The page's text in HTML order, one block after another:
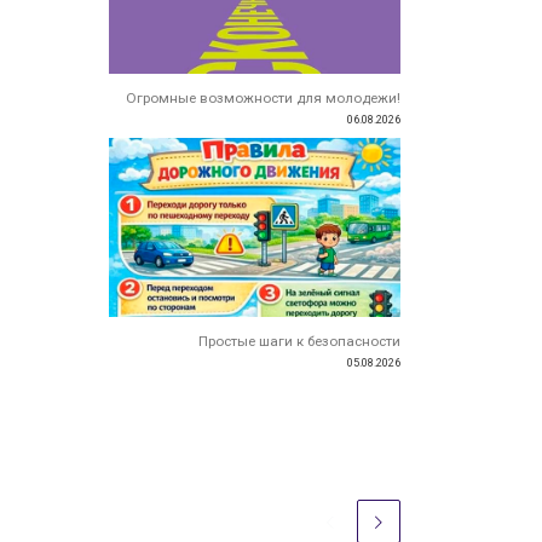
Огромные возможности для молодежи!
06.08.2026
Простые шаги к безопасности
05.08.2026